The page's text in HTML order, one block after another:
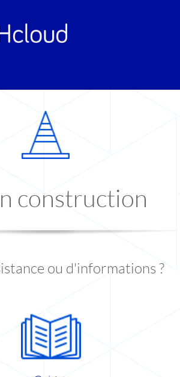
construction
ou d'informations ?